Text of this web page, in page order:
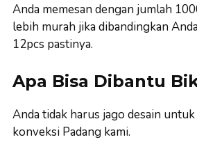
Anda memesan dengan jumlah
lebih murah jika dibandingkan
12pcs pastinya.
Apa Bisa Dibantu
Anda tidak harus jago desain
konveksi Padang kami.